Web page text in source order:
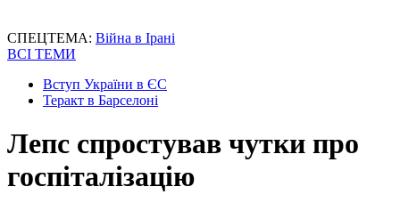
СПЕЦТЕМА: Війна в Ірані
ВСІ ТЕМИ
Вступ України в ЄС
Теракт в Барселоні
Лепс спростував чутки про
госпіталізацію